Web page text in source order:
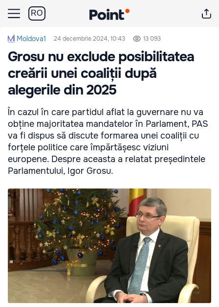
RO
Moldova1 24 decembrie 2024, 10:43 13 093
Grosu nu exclude posibilitatea
creării unei coaliții după
alegerile din 2025
În cazul în care partidul aflat la guvernare nu va
obține majoritatea mandatelor în Parlament, PAS
va fi dispus să discute formarea unei coaliții cu
forțele politice care împărtășesc viziuni
europene. Despre aceasta a relatat președintele
Parlamentului, Igor Grosu.